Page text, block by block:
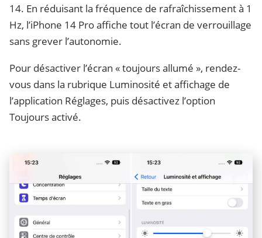
14. En réduisant la fréquence de rafraîchissement à 1
Hz, l’iPhone 14 Pro affiche tout l’écran de verrouillage
sans grever l’autonomie.
Pour désactiver l’écran « toujours allumé », rendez-
vous dans la rubrique Luminosité et affichage de
l’application Réglages, puis désactivez l’option
Toujours activé.